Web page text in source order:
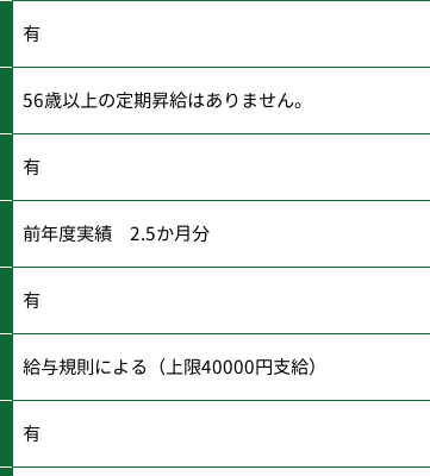
有
56歳以上の定期昇給はありません。
有
前年度実績 2.5か月分
有
給与規則による（上限40000円支給）
有